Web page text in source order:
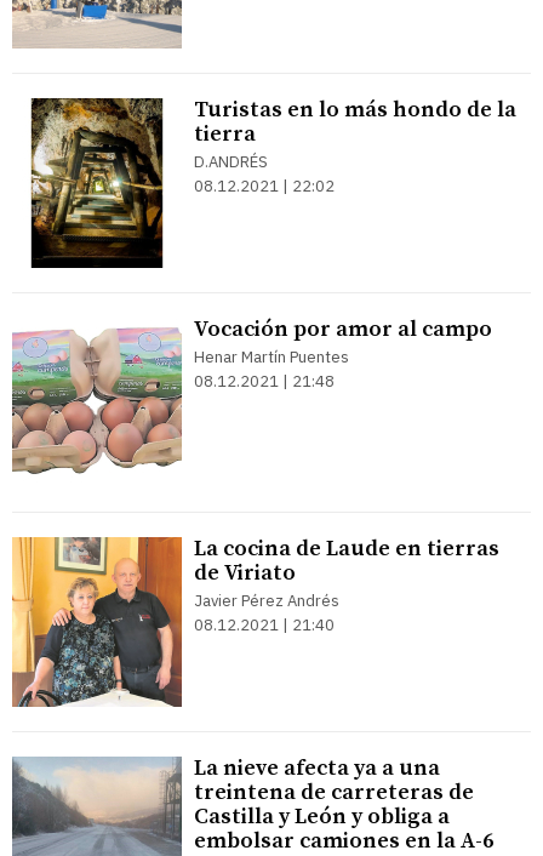
Turistas en lo más hondo de la
tierra
D.ANDRÉS
08.12.2021 | 22:02
Vocación por amor al campo
Henar Martín Puentes
08.12.2021 | 21:48
La cocina de Laude en tierras
de Viriato
Javier Pérez Andrés
08.12.2021 | 21:40
La nieve afecta ya a una
treintena de carreteras de
Castilla y León y obliga a
embolsar camiones en la A-6